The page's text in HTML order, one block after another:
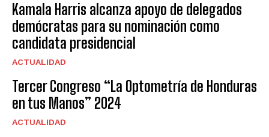
Kamala Harris alcanza apoyo de delegados
demócratas para su nominación como
candidata presidencial
ACTUALIDAD
Tercer Congreso “La Optometría de Honduras
en tus Manos” 2024
ACTUALIDAD